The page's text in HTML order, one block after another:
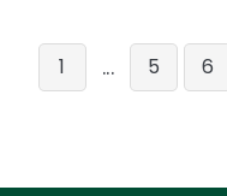
1 ... 5 6